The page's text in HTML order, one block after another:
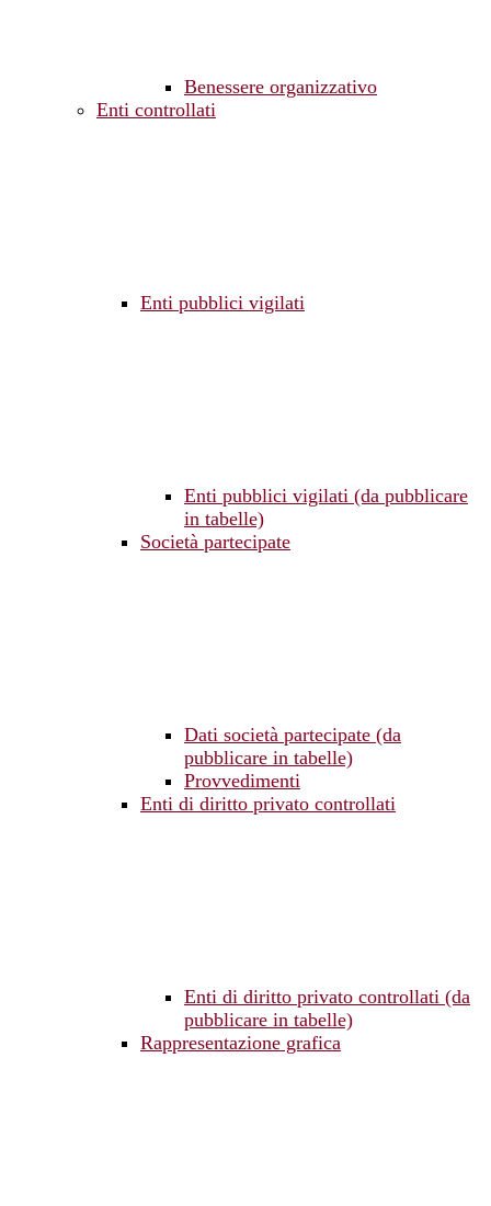
Benessere organizzativo
Enti controllati
Enti pubblici vigilati
Enti pubblici vigilati (da pubblicare
in tabelle)
Società partecipate
Dati società partecipate (da
pubblicare in tabelle)
Provvedimenti
Enti di diritto privato controllati
Enti di diritto privato controllati (da
pubblicare in tabelle)
Rappresentazione grafica